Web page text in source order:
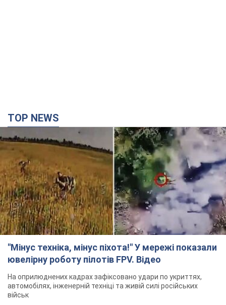
TOP NEWS
"Мінус техніка, мінус піхота!" У мережі показали
ювелірну роботу пілотів FPV. Відео
На оприлюднених кадрах зафіксовано удари по укриттях,
автомобілях, інженерній техніці та живій силі російських
військ